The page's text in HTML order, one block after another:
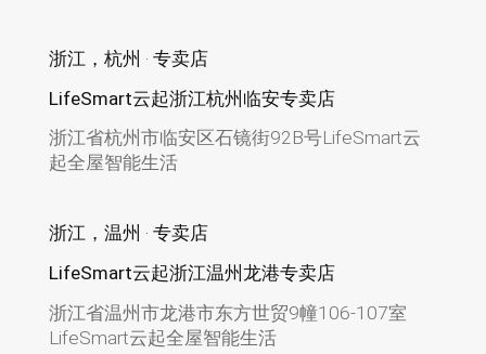
浙江，杭州 · 专卖店
LifeSmart云起浙江杭州临安专卖店
浙江省杭州市临安区石镜街92B号LifeSmart云
起全屋智能生活
浙江，温州 · 专卖店
LifeSmart云起浙江温州龙港专卖店
浙江省温州市龙港市东方世贸9幢106-107室
LifeSmart云起全屋智能生活